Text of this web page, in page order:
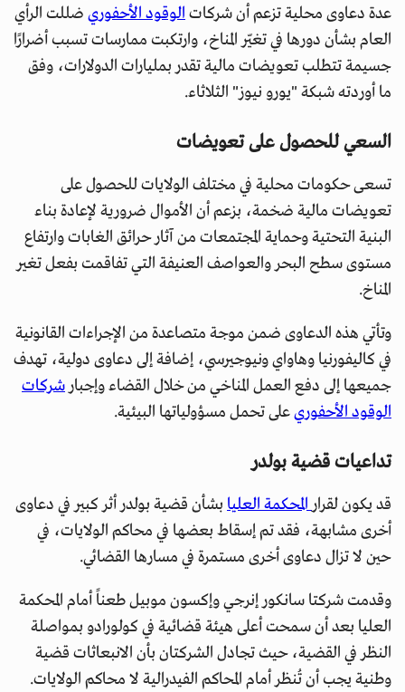
عدة دعاوى محلية تزعم أن شركاتالوقود الأحفوري ضللت الرأي
العام بشأن دورها في تغيّر المناخ، وارتكبت ممارسات تسبب أضرارًا
جسيمة تتطلب تعويضات مالية تقدر بمليارات الدولارات، وفق
ما أوردته شبكة "يورو نيوز" الثلاثاء.
السعي للحصول على تعويضات
تسعى حكومات محلية في مختلف الولايات للحصول على
تعويضات مالية ضخمة، بزعم أن الأموال ضرورية لإعادة بناء
البنية التحتية وحماية المجتمعات من آثار حرائق الغابات وارتفاع
مستوى سطح البحر والعواصف العنيفة التي تفاقمت بفعل تغير
المناخ.
وتأتي هذه الدعاوى ضمن موجة متصاعدة من الإجراءات القانونية
في كاليفورنيا وهاواي ونيوجيرسي، إضافة إلى دعاوى دولية، تهدف
جميعها إلى دفع العمل المناخي من خلال القضاء وإجبارشركات
الوقود الأحفوريعلى تحمل مسؤولياتها البيئية.
تداعيات قضية بولدر
قد يكون لقرارالمحكمة العليا بشأن قضية بولدر أثر كبير في دعاوى
أخرى مشابهة، فقد تم إسقاط بعضها في محاكم الولايات، في
حين لا تزال دعاوى أخرى مستمرة في مسارها القضائي.
وقدمت شركتا سانكور إنرجي وإكسون موبيل طعناً أمام المحكمة
العليا بعد أن سمحت أعلى هيئة قضائية في كولورادو بمواصلة
النظر في القضية، حيث تجادل الشركتان بأن الانبعاثات قضية
وطنية يجب أن تُنظر أمام المحاكم الفيدرالية لا محاكم الولايات.